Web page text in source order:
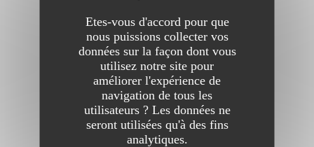
référencement
Etes-vous d'accord pour que
nous puissions collecter vos
données sur la façon dont vous
utilisez notre site pour
améliorer l'expérience de
navigation de tous les
utilisateurs ? Les données ne
seront utilisées qu'à des fins
analytiques.